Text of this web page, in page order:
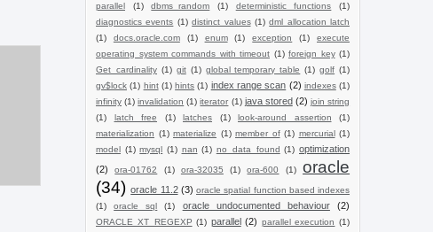
parallel
(1) dbms_random (1) deterministic functions
(1)
diagnostics events (1) distinct values (1) dml allocation latch
(1)
docs.oracle.com (1) enum (1) exception (1)
execute
operating system commands with timeout (1) foreign key (1)
Get_cardinality (1) git (1) global temporary table (1) golf (1)
gv$lock (1) hint (1) hints (1) index range scan (2) indexes (1)
infinity (1) invalidation (1) iterator (1) java stored (2) join string
(1)
latch free (1) latches (1) look-around assertion
(1)
materialization (1) materialize (1) member of (1) mercurial (1)
model (1) mysql (1) nan (1) no_data_found (1) optimization
(2)
ora-01762 (1) ora-32035 (1) ora-600 (1)
oracle
(34) oracle 11.2 (3) oracle spatial function based indexes
(1)
oracle sql (1) oracle undocumented behaviour (2)
ORACLE XT_REGEXP (1) parallel (2) parallel execution (1)